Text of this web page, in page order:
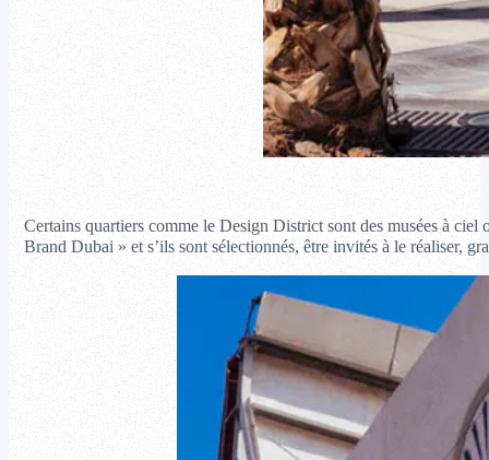
Certains quartiers comme le Design District sont des musées à
Brand Dubai » et s’ils sont sélectionnés, être invités à le réaliser,